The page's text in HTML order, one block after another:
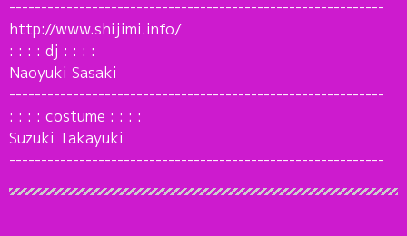
-----------------------------------------------------------
http://www.shijimi.info/
: : : : dj : : : :
Naoyuki Sasaki
-----------------------------------------------------------
: : : : costume : : : :
Suzuki Takayuki
-----------------------------------------------------------